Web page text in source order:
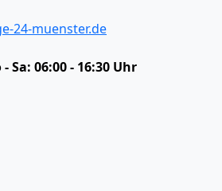
24-muenster.de
- Sa: 06:00 - 16:30 Uhr